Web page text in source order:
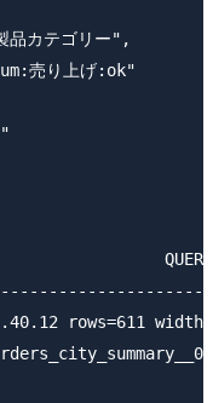
カテゴリー",
売り上げ:ok"
rows=611